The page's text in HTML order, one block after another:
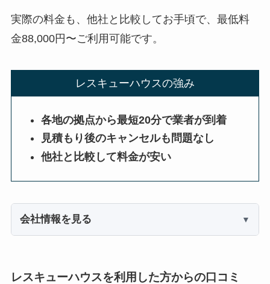
実際の料金も、他社と比較してお手頃で、最低料
金88,000円〜ご利用可能です。
レスキューハウスの強み
各地の拠点から最短20分で業者が到着
見積もり後のキャンセルも問題なし
他社と比較して料金が安い
会社情報を見る
レスキューハウスを利用した方からの口コミ